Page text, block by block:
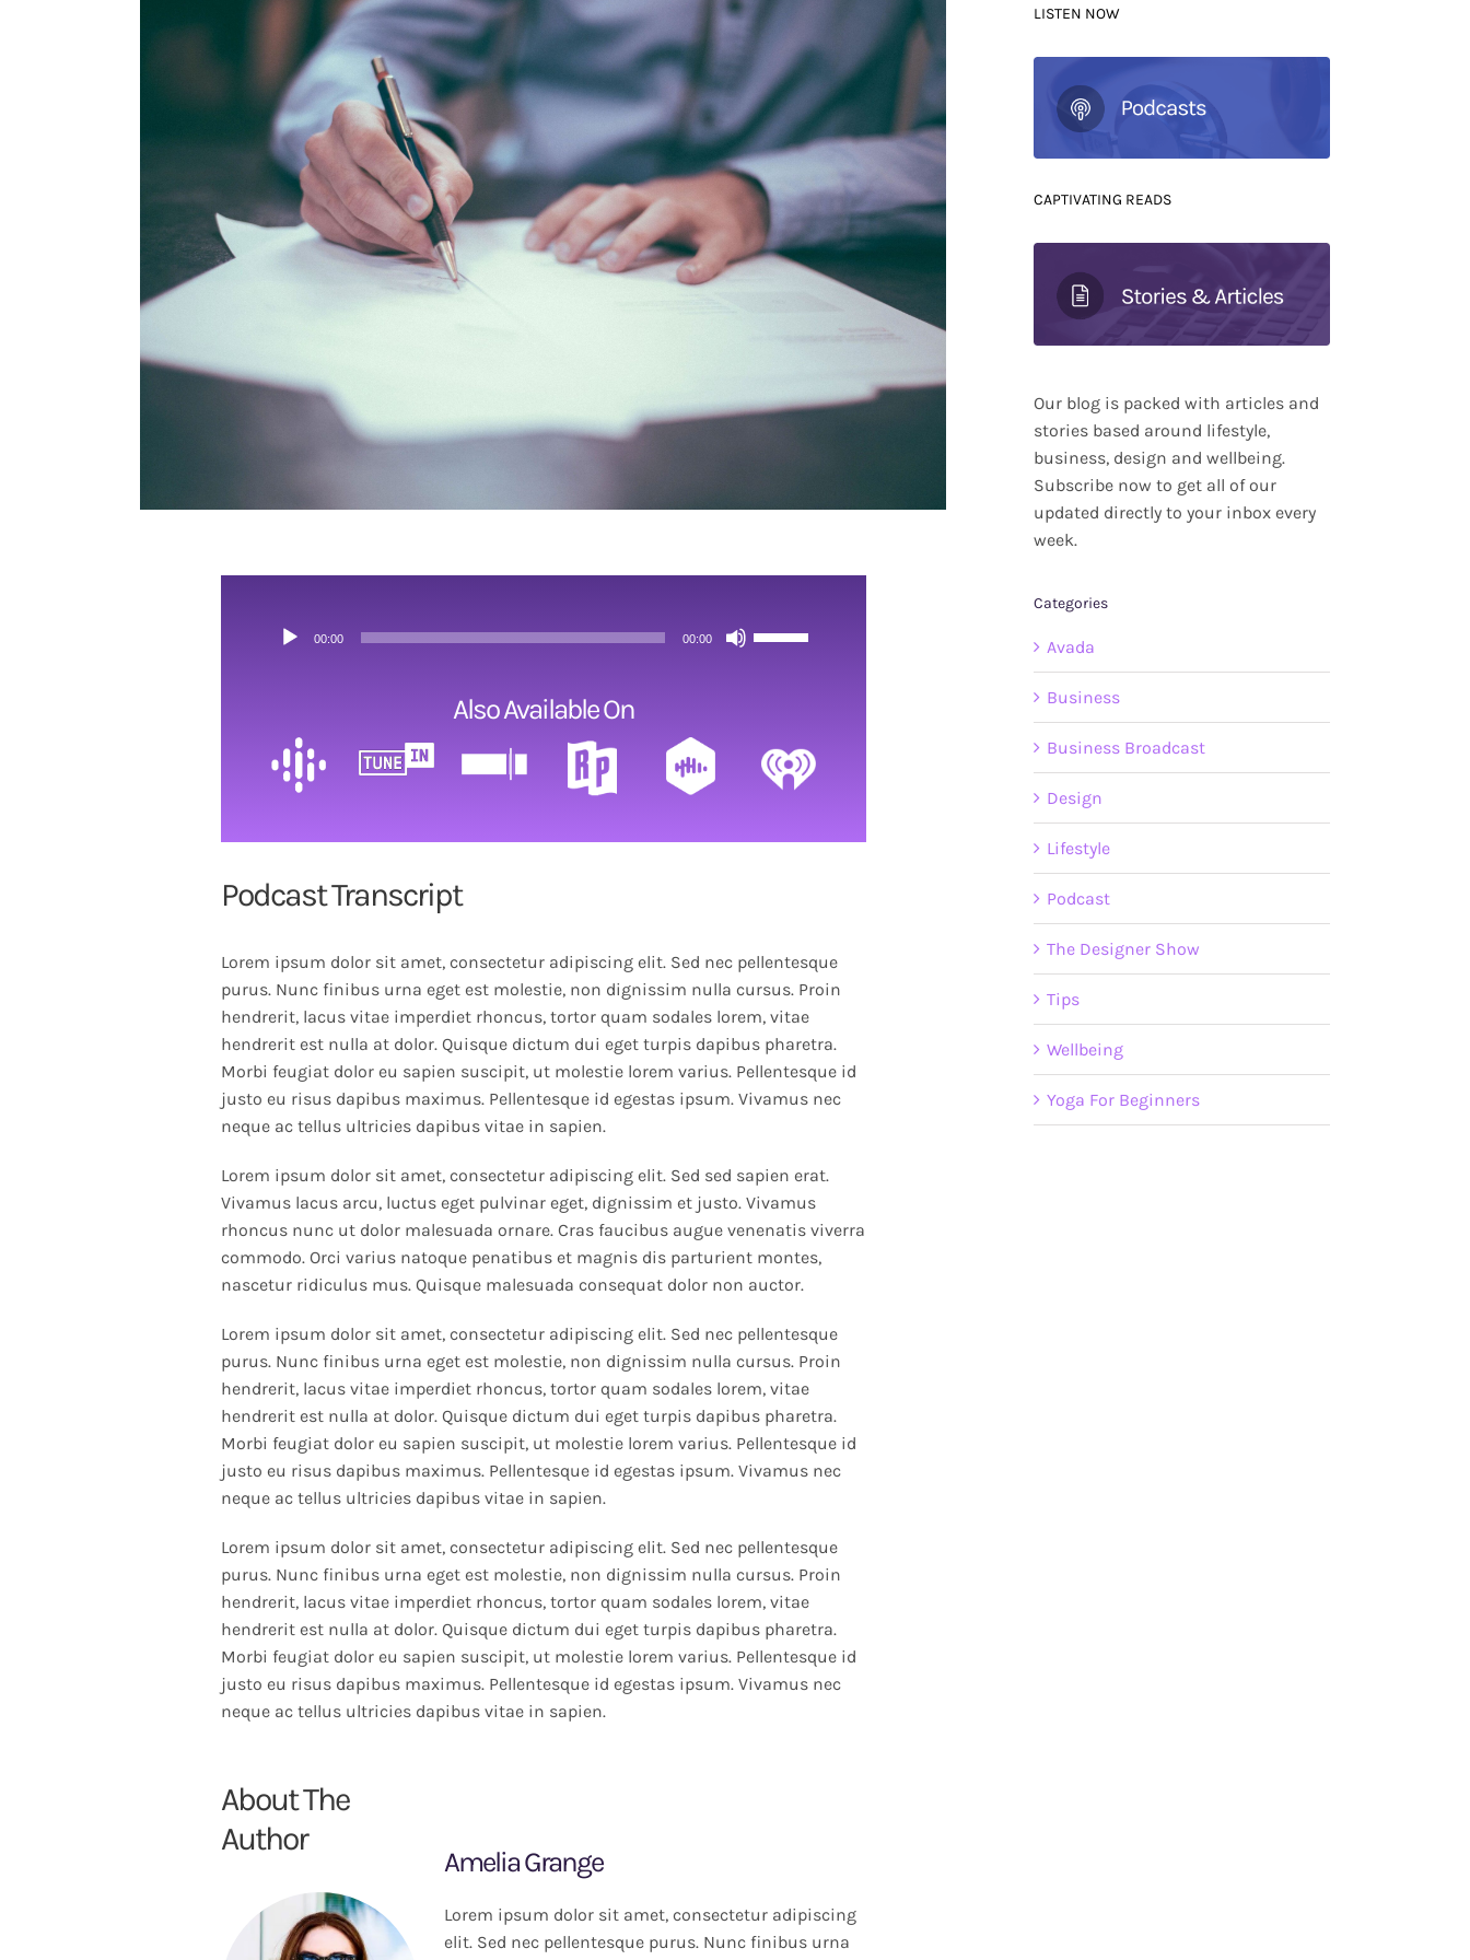
Audio
00:00 00:00
increase
volume.
Also Available On
Podcast Transcript
Lorem ipsum dolor sit amet, consectetur adipiscing elit. Sed nec pellentesque
purus. Nunc finibus urna eget est molestie, non dignissim nulla cursus. Proin
hendrerit, lacus vitae imperdiet rhoncus, tortor quam sodales lorem, vitae
hendrerit est nulla at dolor. Quisque dictum dui eget turpis dapibus pharetra.
Morbi feugiat dolor eu sapien suscipit, ut molestie lorem varius. Pellentesque id
justo eu risus dapibus maximus. Pellentesque id egestas ipsum. Vivamus nec
neque ac tellus ultricies dapibus vitae in sapien.
Lorem ipsum dolor sit amet, consectetur adipiscing elit. Sed sed sapien erat.
Vivamus lacus arcu, luctus eget pulvinar eget, dignissim et justo. Vivamus
rhoncus nunc ut dolor malesuada ornare. Cras faucibus augue venenatis viverra
commodo. Orci varius natoque penatibus et magnis dis parturient montes,
nascetur ridiculus mus. Quisque malesuada consequat dolor non auctor.
Lorem ipsum dolor sit amet, consectetur adipiscing elit. Sed nec pellentesque
purus. Nunc finibus urna eget est molestie, non dignissim nulla cursus. Proin
hendrerit, lacus vitae imperdiet rhoncus, tortor quam sodales lorem, vitae
hendrerit est nulla at dolor. Quisque dictum dui eget turpis dapibus pharetra.
Morbi feugiat dolor eu sapien suscipit, ut molestie lorem varius. Pellentesque id
justo eu risus dapibus maximus. Pellentesque id egestas ipsum. Vivamus nec
neque ac tellus ultricies dapibus vitae in sapien.
Lorem ipsum dolor sit amet, consectetur adipiscing elit. Sed nec pellentesque
purus. Nunc finibus urna eget est molestie, non dignissim nulla cursus. Proin
hendrerit, lacus vitae imperdiet rhoncus, tortor quam sodales lorem, vitae
hendrerit est nulla at dolor. Quisque dictum dui eget turpis dapibus pharetra.
Morbi feugiat dolor eu sapien suscipit, ut molestie lorem varius. Pellentesque id
justo eu risus dapibus maximus. Pellentesque id egestas ipsum. Vivamus nec
neque ac tellus ultricies dapibus vitae in sapien.
About The
Author
Amelia Grange
Lorem ipsum dolor sit amet, consectetur adipiscing
elit. Sed nec pellentesque purus. Nunc finibus urna
LISTEN NOW
CAPTIVATING READS
Our blog is packed with articles and
stories based around lifestyle,
business, design and wellbeing.
Subscribe now to get all of our
updated directly to your inbox every
week.
Categories
Avada
Business
Business Broadcast
Design
Lifestyle
Podcast
The Designer Show
Tips
Wellbeing
Yoga For Beginners